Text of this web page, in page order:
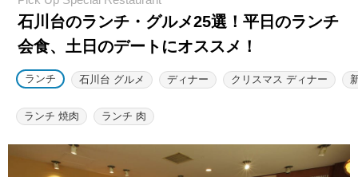
石川台のランチ・グルメ25選！平日のランチ
会食、土日のデートにオススメ！
ランチ 石川台 グルメ ディナー クリスマス ディナー
ランチ 焼肉 ランチ 肉